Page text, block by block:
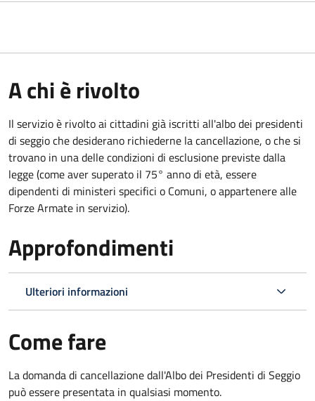
A chi è rivolto
Il servizio è rivolto ai cittadini già iscritti all'albo dei presidenti
di seggio che desiderano richiederne la cancellazione, o che si
trovano in una delle condizioni di esclusione previste dalla
legge (come aver superato il 75° anno di età, essere
dipendenti di ministeri specifici o Comuni, o appartenere alle
Forze Armate in servizio).
Approfondimenti
Ulteriori informazioni
Come fare
La domanda di cancellazione dall'Albo dei Presidenti di Seggio
può essere presentata in qualsiasi momento.